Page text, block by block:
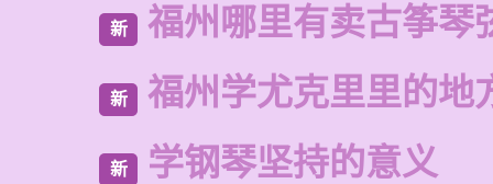
新 福州哪里有卖古筝琴
新 福州学尤克里里的地
新 学钢琴坚持的意义